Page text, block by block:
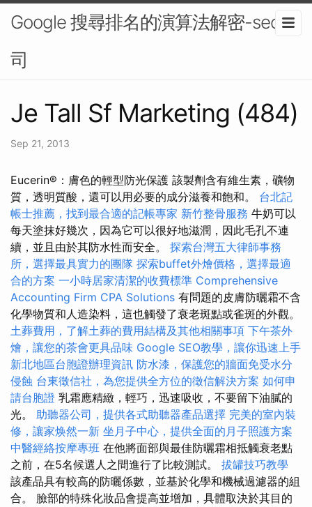
Google 搜尋排名的演算法解密-seo公
司
Je Tall Sf Marketing (484)
Sep 21, 2013
Eucerin®：膚色的輕型防光保護 該製劑含有維生素，礦物
質，透明質酸，還可以用必要的成分滋養和飽和。 台北記
帳士推薦，找到最合適的記帳專家 新竹整骨服務 牛奶可以
每天塗抹好幾次，因為它可以很好地滋潤，因此毛孔不連
續，並且由於其防水性而安全。 探索台灣五大律師事務
所，選擇最具實力的團隊 探索buffet外燴價格，選擇最適
合的方案 一小時居家清潔的收費標準 Comprehensive
Accounting Firm CPA Solutions 有問題的皮膚防曬霜不含
化學物質和人造染料，這也觸發了衰老斑點或雀斑的外觀。
土葬費用，了解土葬的費用結構及其他相關事項 下午茶外
燴，讓您的茶會更具品味 Google SEO教學，讓你迅速上手
新北地區台胞證辦理資訊 防水漆，保護您的牆面免受水分
侵蝕 台東徵信社，為您提供全方位的徵信解決方案 如何申
請台胞證 乳霜應精緻，輕巧，迅速吸收，不要留下油膩的
光。 助聽器公司，提供各式助聽器產品選擇 完美的室內裝
修，讓家焕然一新 坐月子中心，提供全面的月子照護方案
中醫經絡按摩專班 在他將面部與最佳防曬霜相抵觸衰老點
之前，在5名候選人之間進行了比較測試。 拔罐技巧教學
該產品具有較高的防曬係數，並基於化學和機械過濾器的組
合。 臉部的特殊化妝品會提高並增加，具體取決於其目的